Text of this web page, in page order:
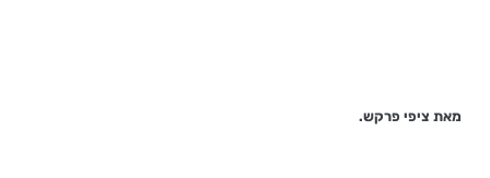
מאת ציפי פרקש.